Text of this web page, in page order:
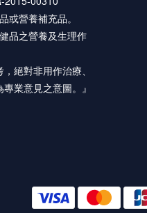
或營養補充品。
品之營養及生理作
絕對非用作治療、
業意見之意圖。』